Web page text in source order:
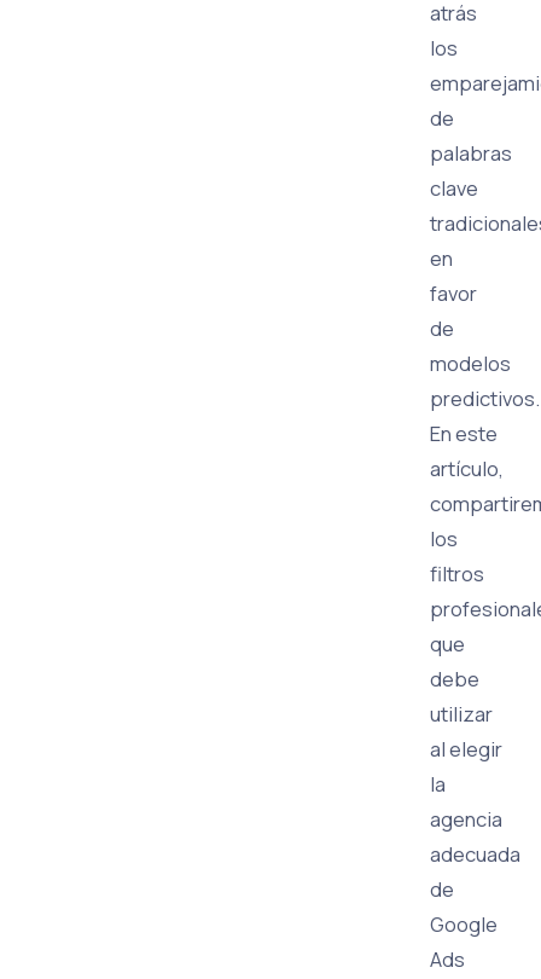
atrás
los
de
palabras
clave
en
favor
de
modelos
predictivos.
En este
artículo,
los
filtros
que
debe
utilizar
al elegir
la
agencia
adecuada
de
Google
Ads